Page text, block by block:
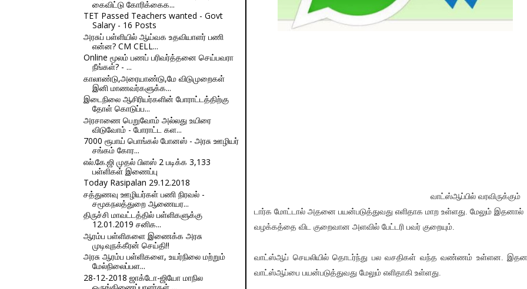
கைவிட்டு கோரிக்கைக...
TET Passed Teachers wanted - Govt
Salary - 16 Posts
அரசுப் பள்ளியில் ஆய்வக உதவியாளர் பணி
என்ன? CM CELL...
Online மூலம் பணப் பரிவர்த்தனை செய்பவரா
நீங்கள்? - ...
காலாண்டு,அரையாண்டு,மே விடுமுறைகள்
இனி மாணவர்களுக்க...
இடைநிலை ஆசிரியர்களின் போராட்டத்திற்கு
தோள் கொடுப்ப...
அரசாணை பெறுவோம் அல்லது உயிரை
விடுவோம் - போராட்ட கள...
7000 ரூபாய் பொங்கல் போனஸ் - அரசு ஊழியர்
சங்கம் கோர...
எல்.கே.ஜி முதல் பிளஸ் 2 படிக்க 3,133
பள்ளிகள் இணைப்பு
Today Rasipalan 29.12.2018
சத்துணவு ஊழியர்கள் பணி நிரவல் -
சமூகநலத்துறை ஆணையர...
திருச்சி மாவட்டத்தில் பள்ளிகளுக்கு
12.01.2019 சனிக...
ஆரம்ப பள்ளிகளை இணைக்க அரசு
முடிவுநக்கீரன் செய்தி!!
அரசு ஆரம்ப பள்ளிகளை, உயர்நிலை மற்றும்
மேல்நிலைப்பள...
28-12-2018 ஜாக்டோ-ஜியோ மாநில
ஒருங்கிணைப்பாளர்கள் ...
வாட்ஸ்ஆப்பில் வரவிருக்கும்
டார்க மோட்டால் அதனை பயன்படுத்துவது எளிதாக மாற உள்ளது. மேலும் இதனால்
வழக்கத்தை விட குறைவான அளவில் பேட்டரி பவர் குறையும்.
வாட்ஸ்ஆப் செயலியில் தொடர்ந்து பல வசதிகள் வந்த வண்ணம் உள்ளன.
வாட்ஸ்ஆப்பை பயன்படுத்துவது மேலும் எளிதாகி உள்ளது.